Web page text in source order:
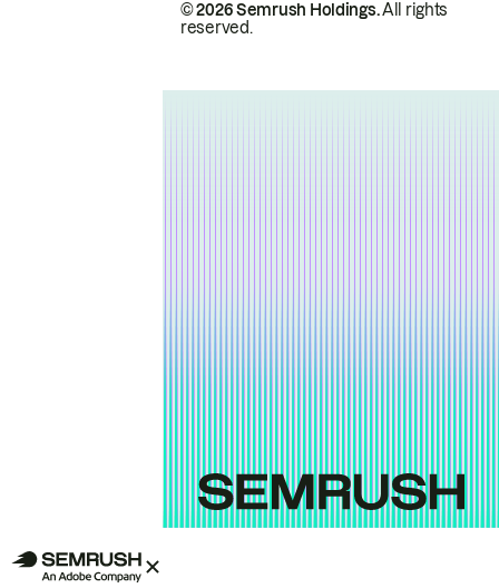
© 2026 Semrush Holdings.All rights
reserved.